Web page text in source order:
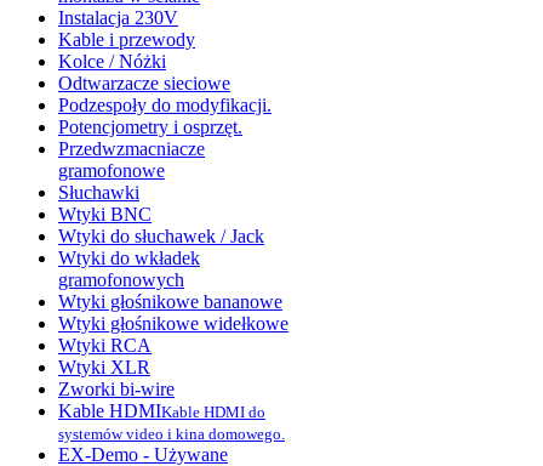
Instalacja 230V
Kable i przewody
Kolce / Nóżki
Odtwarzacze sieciowe
Podzespoły do modyfikacji.
Potencjometry i osprzęt.
Przedwzmacniacze
gramofonowe
Słuchawki
Wtyki BNC
Wtyki do słuchawek / Jack
Wtyki do wkładek
gramofonowych
Wtyki głośnikowe bananowe
Wtyki głośnikowe widełkowe
Wtyki RCA
Wtyki XLR
Zworki bi-wire
Kable HDMIKable HDMI do
systemów video i kina domowego.
EX-Demo - Używane